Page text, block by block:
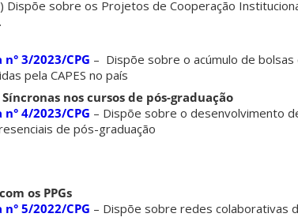
) Dispõe sobre os Projetos de Cooperação
3/2023/CPG – Dispõe sobre o acúmulo de
pela CAPES no país
nos cursos de pós-graduação
4/2023/CPG – Dispõe sobre o desenvolvimento
de pós-graduação
os PPGs
5/2022/CPG – Dispõe sobre redes colaborativas